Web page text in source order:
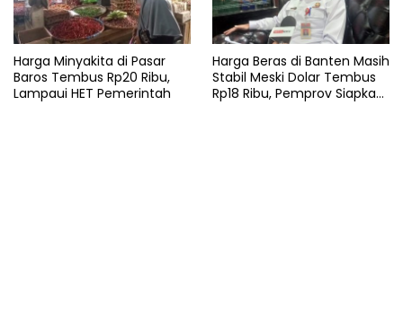
Harga Minyakita di Pasar
Baros Tembus Rp20 Ribu,
Lampaui HET Pemerintah
Harga Beras di Banten Masih
Stabil Meski Dolar Tembus
Rp18 Ribu, Pemprov Siapkan